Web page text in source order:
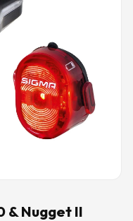
& Nugget II